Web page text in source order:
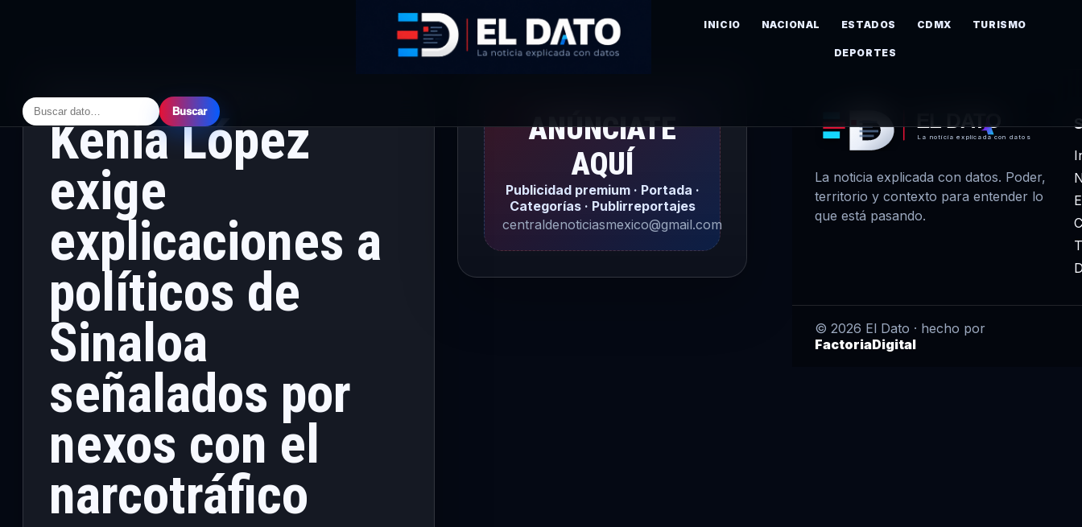
INICIO NACIONAL ESTADOS CDMX TURISMO
DEPORTES
Buscar
CÁMARA DE DIPUTADOS ·PRINCIPAL
Kenia López
exige
explicaciones a
políticos de
Sinaloa
señalados por
nexos con el
narcotráfico
ANÚNCIATE
AQUÍ
Publicidad premium · Portada ·
Categorías · Publirreportajes
centraldenoticiasmexico@gmail.com
EL DATO
La noticia explicada con datos
La noticia explicada con datos. Poder,
territorio y contexto para entender lo
que está pasando.
© 2026 El Dato · hecho por
FactoriaDigital